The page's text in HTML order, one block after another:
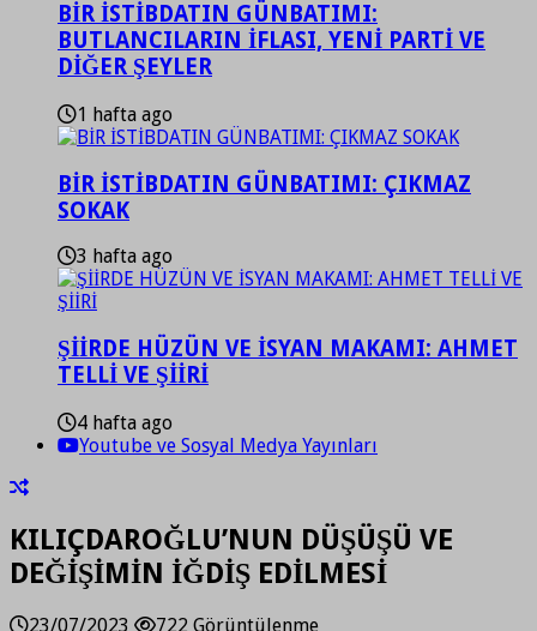
BİR İSTİBDATIN GÜNBATIMI:
BUTLANCILARIN İFLASI, YENİ PARTİ VE
DİĞER ŞEYLER
1 hafta ago
BİR İSTİBDATIN GÜNBATIMI: ÇIKMAZ
SOKAK
3 hafta ago
ŞİİRDE HÜZÜN VE İSYAN MAKAMI: AHMET
TELLİ VE ŞİİRİ
4 hafta ago
Youtube ve Sosyal Medya Yayınları
KILIÇDAROĞLU’NUN DÜŞÜŞÜ VE
DEĞİŞİMİN İĞDİŞ EDİLMESİ
23/07/2023 722 Görüntülenme